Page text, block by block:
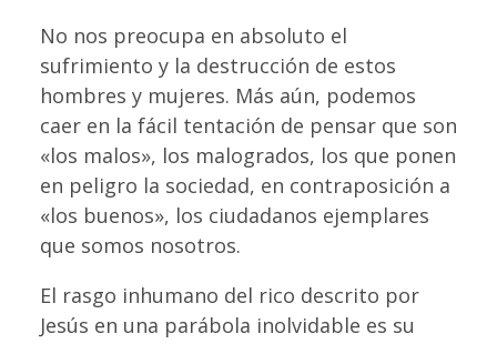
No nos preocupa en absoluto el
sufrimiento y la destrucción de estos
hombres y mujeres. Más aún, podemos
caer en la fácil tentación de pensar que son
«los malos», los malogrados, los que ponen
en peligro la sociedad, en contraposición a
«los buenos», los ciudadanos ejemplares
que somos nosotros.
El rasgo inhumano del rico descrito por
Jesús en una parábola inolvidable es su